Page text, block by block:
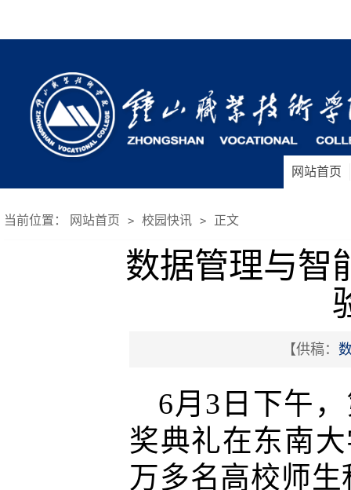
网站首页
当前位置： 网站首页 > 校园快讯 > 正文
数据管理与智
【供稿：
6月 3 日下午
奖典礼在东南
万多名高校师